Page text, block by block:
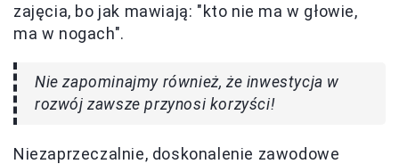
zajęcia, bo jak mawiają: "kto nie ma w głowie,
ma w nogach".
Nie zapominajmy również, że inwestycja w
rozwój zawsze przynosi korzyści!
Niezaprzeczalnie, doskonalenie zawodowe